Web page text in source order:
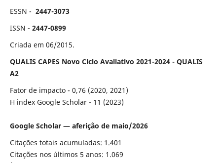
ESSN - 2447-3073
ISSN - 2447-0899
Criada em 06/2015.
QUALIS CAPES Novo Ciclo Avaliativo 2021-2024 - QUALIS
A2
Fator de impacto - 0,76 (2020, 2021)
H index Google Scholar - 11 (2023)
Google Scholar — aferição de maio/2026
Citações totais acumuladas: 1.401
Citações nos últimos 5 anos: 1.069